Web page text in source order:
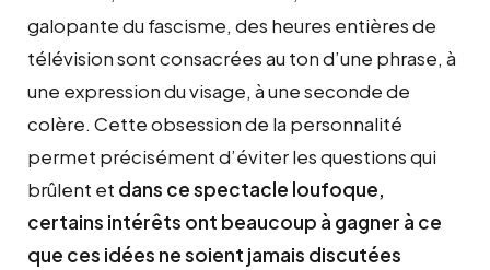
galopante du fascisme, des heures entières de
télévision sont consacrées au ton d’une phrase, à
une expression du visage, à une seconde de
colère. Cette obsession de la personnalité
permet précisément d’éviter les questions qui
brûlent et dans ce spectacle loufoque,
certains intérêts ont beaucoup à gagner à ce
que ces idées ne soient jamais discutées